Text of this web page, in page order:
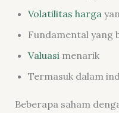
Volatilitas harga
Fundamental yang
Valuasimenarik
Termasuk dalam
Beberapa saham